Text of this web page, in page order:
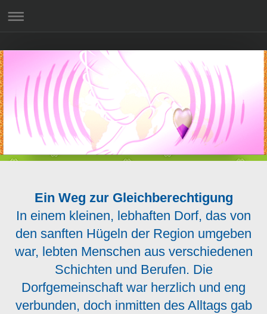
Ein Weg zur Gleichberechtigung
In einem kleinen, lebhaften Dorf, das von
den sanften Hügeln der Region umgeben
war, lebten Menschen aus verschiedenen
Schichten und Berufen. Die
Dorfgemeinschaft war herzlich und eng
verbunden, doch inmitten des Alltags gab